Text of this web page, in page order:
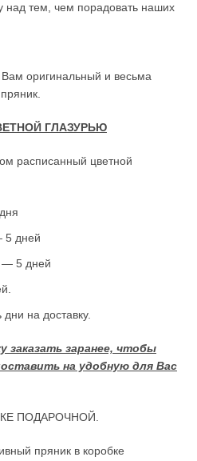
над тем, чем порадовать наших
оригинальный и весьма
ГЛАЗУРЬЮ
расписанный цветной
5 дней
— 5 дней
на доставку.
заказать заранее, чтобы
на удобную для Вас
ПОДАРОЧНОЙ.
пряник в коробке